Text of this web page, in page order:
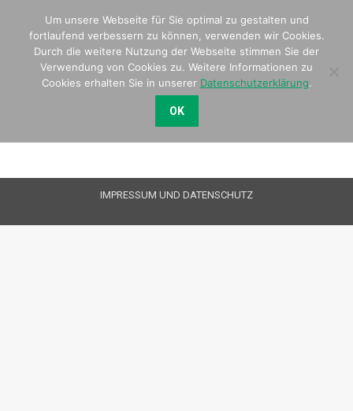
Search:
IMPRESSUM UND DATENSCHUTZ
Um unsere Webseite für Sie optimal zu gestalten und
fortlaufend verbessern zu können, verwenden wir Cookies.
Durch die weitere Nutzung der Webseite stimmen Sie der
Verwendung von Cookies zu. Weitere Informationen zu
Cookies erhalten Sie in unserer Datenschutzerklärung.
OK